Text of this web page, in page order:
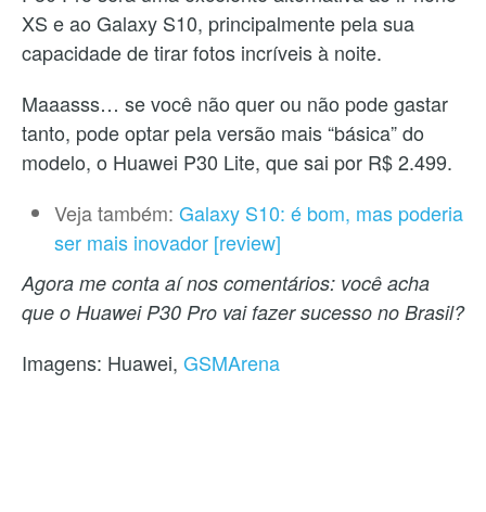
XS e ao Galaxy S10, principalmente pela sua
capacidade de tirar fotos incríveis à noite.
Maaasss… se você não quer ou não pode gastar
tanto, pode optar pela versão mais “básica” do
modelo, o Huawei P30 Lite, que sai por R$ 2.499.
Veja também: Galaxy S10: é bom, mas poderia
ser mais inovador [review]
Agora me conta aí nos comentários: você acha
que o Huawei P30 Pro vai fazer sucesso no Brasil?
Imagens: Huawei, GSMArena